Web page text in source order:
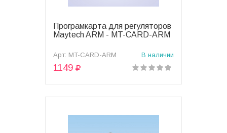
В корзину
Програмкарта для регуляторов
Maytech ARM - MT-CARD-ARM
Арт: MT-CARD-ARM В наличии
1149